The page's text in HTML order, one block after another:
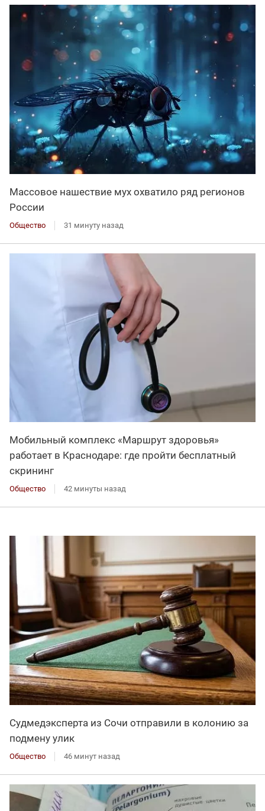
Массовое нашествие мух охватило ряд регионов
России
Общество 31 минуту назад
Мобильный комплекс «Маршрут здоровья»
работает в Краснодаре: где пройти бесплатный
скрининг
Общество 42 минуты назад
Судмедэксперта из Сочи отправили в колонию за
подмену улик
Общество 46 минут назад